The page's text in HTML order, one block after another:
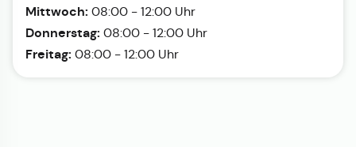
Mittwoch: 08:00 - 12:00 Uhr
Donnerstag: 08:00 - 12:00 Uhr
Freitag: 08:00 - 12:00 Uhr